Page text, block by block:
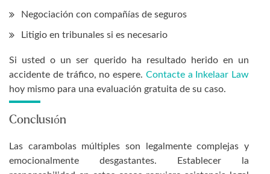
Negociación con compañías de seguros
Litigio en tribunales si es necesario
Si usted o un ser querido ha resultado herido en un
accidente de tráfico, no espere. Contacte a Inkelaar Law
hoy mismo para una evaluación gratuita de su caso.
Conclusión
Las carambolas múltiples son legalmente complejas y
emocionalmente desgastantes. Establecer la